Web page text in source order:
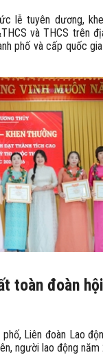
lễ tuyên dương,
và THCS trên
phố và cấp quốc
toàn đoàn
Liên đoàn Lao
người lao động năm